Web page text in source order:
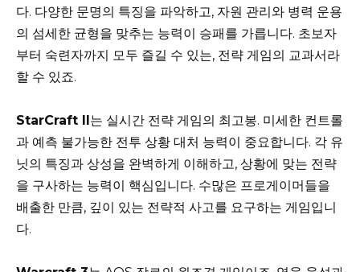
다. 다양한 문명의 특징을 파악하고, 자원 관리와 병력 운용
의 섬세한 균형을 맞추는 능력이 승패를 가릅니다. 초보자
부터 숙련자까지 모두 즐길 수 있는, 전략 게임의 교과서라
할 수 있죠.
StarCraft II는 실시간 전략 게임의 최고봉. 미세한 컨트롤
과 예측 불가능한 전투 상황 대처 능력이 중요합니다. 각 유
닛의 특징과 상성을 완벽하게 이해하고, 상황에 맞는 전략
을 구사하는 능력이 핵심입니다. 수많은 프로게이머들을
배출한 만큼, 깊이 있는 전략적 사고를 요구하는 게임입니
다.